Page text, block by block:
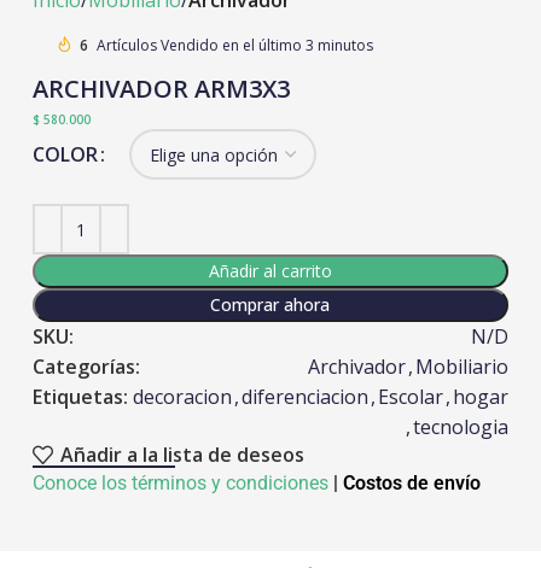
6 Artículos Vendido en el último 3 minutos
ARCHIVADOR ARM3X3
$580.000
COLOR
Añadir al carrito
Comprar ahora
SKU:
N/D
Categorías:
Archivador,Mobiliario
Etiquetas: decoracion,diferenciacion,Escolar,hogar
,tecnologia
Añadir a la lista de deseos
Conoce los términos y condiciones| Costos de envío